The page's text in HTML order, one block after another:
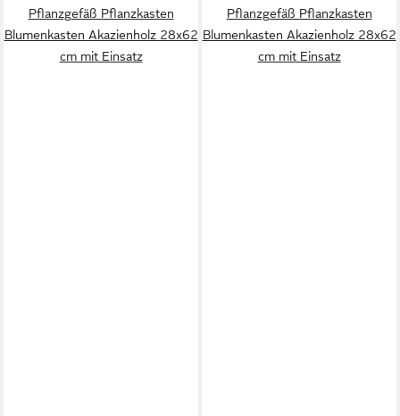
Pflanzgefäß Pflanzkasten
Blumenkasten Akazienholz 28x62
cm mit Einsatz
Pflanzgefäß Pflanzkasten
Blumenkasten Akazienholz 28x62
cm mit Einsatz